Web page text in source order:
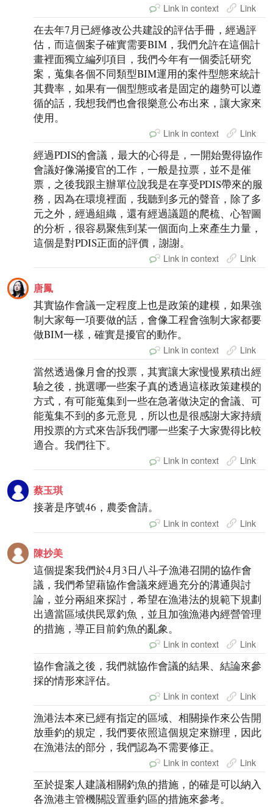
Link in context Link
在去年7月已經修改公共建設的評估手冊，經過評
估，而這個案子確實需要BIM，我們允許在這個計
畫裡面獨立編列項目，我們今年有一個委託研究
案，蒐集各個不同類型BIM運用的案件型態來統計
其費率，如果有一個型態或者是固定的趨勢可以遵
循的話，我想我們也會很樂意公布出來，讓大家來
使用。
Link in context Link
經過PDIS的會議，最大的心得是，一開始覺得協作
會議好像滿擾官的工作，一般是拉票，並不是催
票，之後我跟主辦單位說我是在享受PDIS帶來的服
務，因為在環境裡面，我聽到多元的聲音，除了多
元之外，經過組織，還有經過議題的爬梳、心智圖
的分析，很容易聚焦到某一個面向上來產生力量，
這個是對PDIS正面的評價，謝謝。
Link in context Link
唐鳳
其實協作會議一定程度上也是政策的建模，如果強
制大家每一項要做的話，會像工程會強制大家都要
做BIM一樣，確實是擾官的動作。
Link in context Link
當然透過像月會的投票，其實讓大家慢慢累積出經
驗之後，挑選哪一些案子真的透過這樣政策建模的
方式，有可能蒐集到一些在急著做決定的會議、可
能蒐集不到的多元意見，所以也是很感謝大家持續
用投票的方式來告訴我們哪一些案子大家覺得比較
適合。我們往下。
Link in context Link
蔡玉琪
接著是序號46，農委會請。
Link in context Link
陳抄美
這個提案我們於4月3日八斗子漁港召開的協作會
議，我們希望藉協作會議來經過充分的溝通與討
論，並分兩組來探討，希望在漁港法的規範下規劃
出適當區域供民眾釣魚，並且加強漁港內經營管理
的措施，導正目前釣魚的亂象。
Link in context Link
協作會議之後，我們就協作會議的結果、結論來參
採的情形來評估。
Link in context Link
漁港法本來已經有指定的區域、相關操作來公告開
放垂釣的規定，我們要依照這個規定來辦理，因此
在漁港法的部分，我們認為不需要修正。
Link in context Link
至於提案人建議相關釣魚的措施，的確是可以納入
各漁港主管機關設置垂釣區的措施來參考。